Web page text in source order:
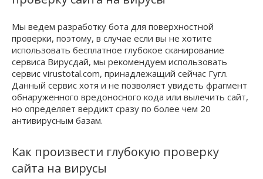
Мы ведем разработку бота для поверхностной
проверки, поэтому, в случае если вы не хотите
использовать бесплатное глубокое сканирование
сервиса Вирусдай, мы рекомендуем использовать
сервис virustotal.com, принадлежащий сейчас Гугл.
Данный сервис хотя и не позволяет увидеть фрагмент
обнаруженного вредоносного кода или вылечить сайт,
но определяет вердикт сразу по более чем 20
антивирусным базам.
Как произвести глубокую проверку
сайта на вирусы